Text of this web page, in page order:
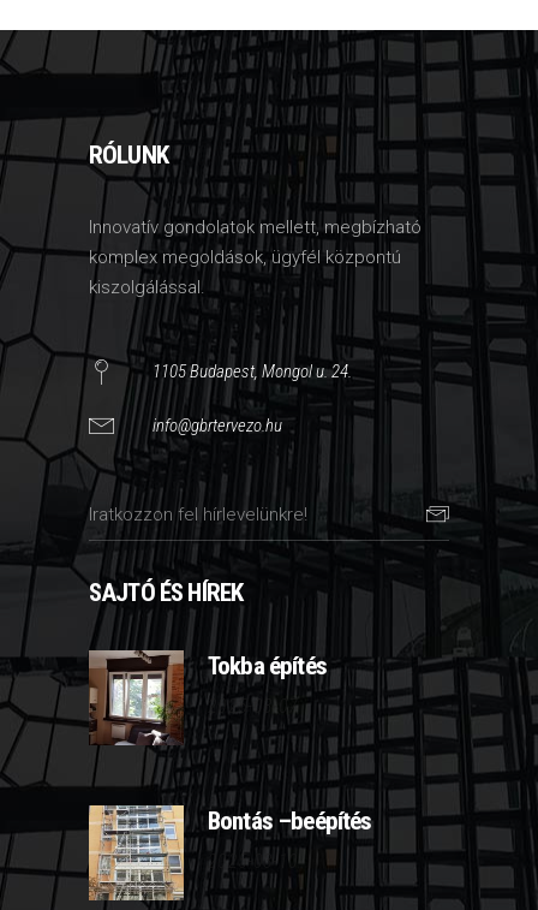
RÓLUNK
Innovatív gondolatok mellett, megbízható
komplex megoldások, ügyfél központú
kiszolgálással.
1105 Budapest, Mongol u. 24.
info@gbrtervezo.hu
SAJTÓ ÉS HÍREK
Tokba építés
2025-03-07
Bontás –beépítés
2025-03-10